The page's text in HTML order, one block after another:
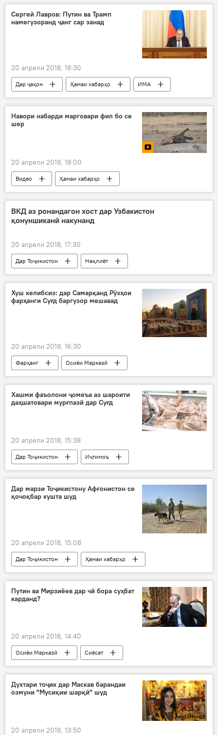
Дар Тоҷикистон
Сергей Лавров: Путин ва Трамп
намегузоранд ҷанг сар занад
20 апрели 2018, 18:30
Дар ҷаҳон Ҳамаи хабарҳо
ИМА
Сергей Лавров
ҷанг
низомӣ
Дар Русия
Навори набарди марговари фил бо се
шер
20 апрели 2018, 18:00
Видео Ҳамаи хабарҳо
ВКД аз ронандагон хост дар Узбакистон
қонуншиканӣ накунанд
20 апрели 2018, 17:30
Дар Тоҷикистон
Нақлиёт
Ҳамаи хабарҳо
Ӯзбекистон
ВКД
нақзи қоидаҳои ҳаракат дар роҳ
Хуш келибсиз: дар Самарқанд Рӯзҳои
фарҳанги Суғд баргузор мешавад
20 апрели 2018, 16:30
Фарҳанг
Осиёи Марказӣ
Ҳамаи хабарҳо
Самарқанд
Рӯзҳои фарҳанг
Хашми фаъолони ҷомеъа аз шароити
даҳшатовари мурғпазӣ дар Суғд
20 апрели 2018, 15:38
Дар Тоҷикистон
Иҷтимоъ
Ҳамаи хабарҳо
Суғд қавурдоқпазӣ
Дар марзи Тоҷикистону Афғонистон се
қочоқбар кушта шуд
20 апрели 2018, 15:08
Дар Тоҷикистон
Ҳамаи хабарҳо
марзбон
сарҳад
задухӯрд
маводи нашъадор
Путин ва Мирзиёев дар чӣ бора суҳбат
карданд?
20 апрели 2018, 14:40
Осиёи Марказӣ
Сиёсат
Ҳамаи хабарҳо
Владимир Путин
Шавкат Мирзиёев
суҳбати телефонӣ
Дар Русия
Духтари тоҷик дар Маскав барандаи
озмуни "Мусиқии шарқӣ" шуд
20 апрели 2018, 13:50